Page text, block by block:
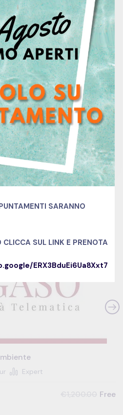
0
Italiano
intermediate
no
Expert
Free
SARANNO
CLICCA SUL LINK E PRENOTA
ERX3BduEi6Ua8Xxt7